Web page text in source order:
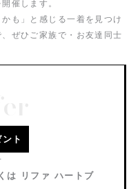
催します。
も」と感じる一着を見つけ
ぜひご家族で・お友達同士
ト
は リファ ハートブ